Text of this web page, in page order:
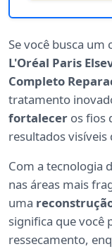
Se você busca um
L'Oréal Paris
Completo
tratamento
fortalecer os fios
resultados visíveis
Com a tecnologia
nas áreas mais
uma
significa que você
ressecamento,